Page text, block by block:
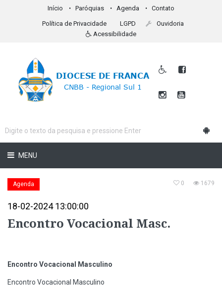
Início Paróquias Agenda Contato
Política de Privacidade LGPD
Ouvidoria
Acessibilidade
MENU
Agenda
18-02-2024 13:00:00
0 1679
Encontro Vocacional Masc.
Encontro Vocacional Masculino
Encontro Vocacional Masculino